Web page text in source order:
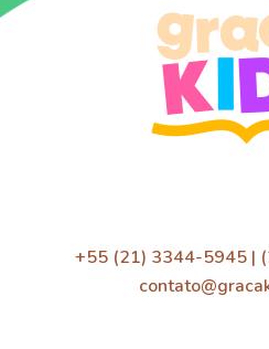
+55 (21) 3344-5945 |